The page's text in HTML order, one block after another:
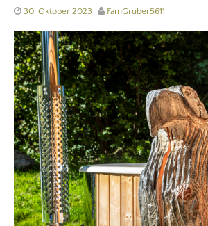
30. Oktober 2023 FamGruber5611